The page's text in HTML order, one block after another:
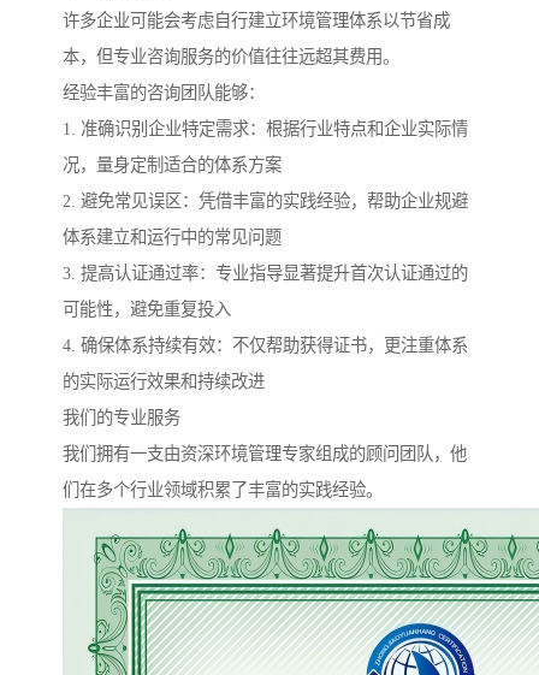
许多企业可能会考虑自行建立环境管理体系以节省成
本，但专业咨询服务的价值往往远超其费用。
经验丰富的咨询团队能够：
1. 准确识别企业特定需求：根据行业特点和企业实际情
况，量身定制适合的体系方案
2. 避免常见误区：凭借丰富的实践经验，帮助企业规避
体系建立和运行中的常见问题
3. 提高认证通过率：专业指导显著提升首次认证通过的
可能性，避免重复投入
4. 确保体系持续有效：不仅帮助获得证书，更注重体系
的实际运行效果和持续改进
我们的专业服务
我们拥有一支由资深环境管理专家组成的顾问团队，他
们在多个行业领域积累了丰富的实践经验。